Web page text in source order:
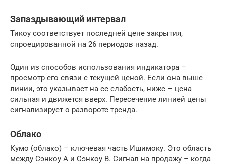
Запаздывающий интервал
Тикоу соответствует последней цене закрытия,
спроецированной на 26 периодов назад.
Один из способов использования индикатора –
просмотр его связи с текущей ценой. Если она выше
линии, это указывает на ее слабость, ниже – цена
сильная и движется вверх. Пересечение линией цены
сигнализирует о развороте тренда.
Облако
Кумо (облако) – ключевая часть Ишимоку. Это область
между Сэнкоу A и Сэнкоу B. Сигнал на продажу – когда